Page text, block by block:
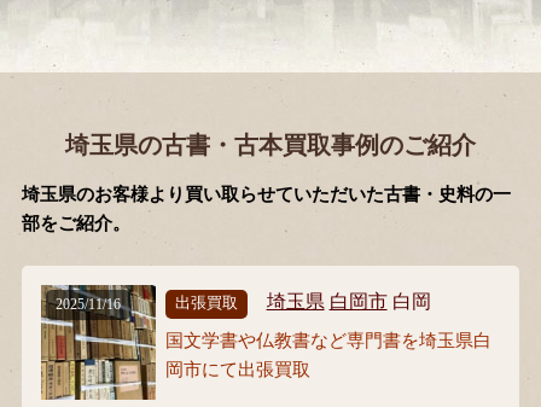
埼玉県の古書・古本買取事例のご紹介
埼玉県のお客様より買い取らせていただいた古書・史料の一
部をご紹介。
出張買取 埼玉県 白岡市 白岡
国文学書や仏教書など専門書を埼玉県白
岡市にて出張買取
2025/11/16